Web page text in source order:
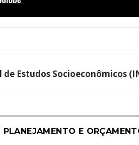
Estudos Socioeconômicos
E